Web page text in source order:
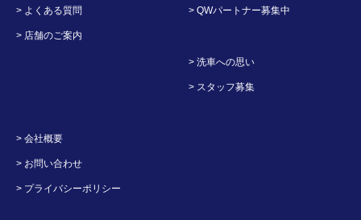
> よくある質問
> 店舗のご案内
> QWパートナー募集中
> 洗車への思い
> スタッフ募集
> 会社概要
> お問い合わせ
> プライバシーポリシー